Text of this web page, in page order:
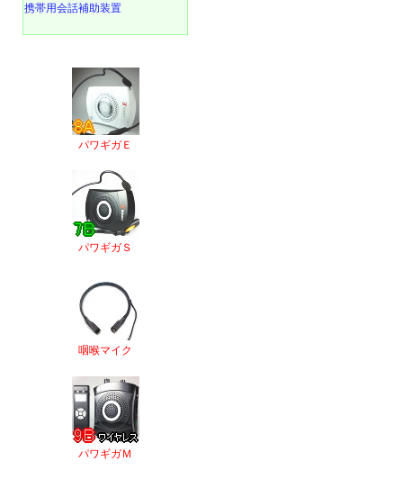
携帯用会話補助装置
パワギガＥ
パワギガＳ
咽喉マイク
パワギガＭ